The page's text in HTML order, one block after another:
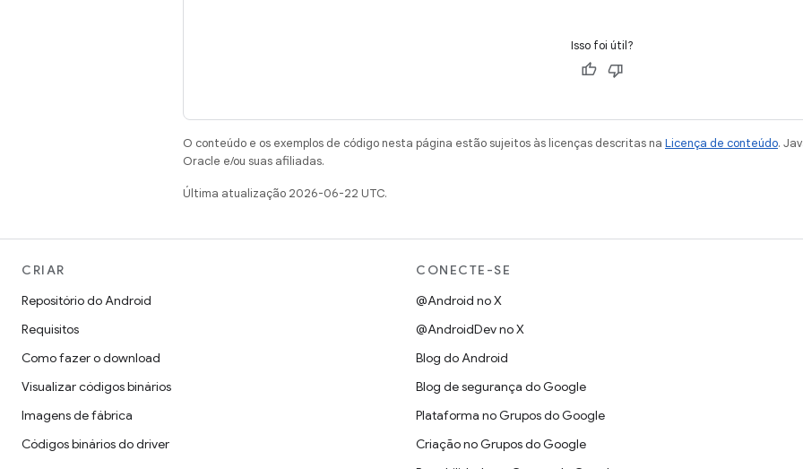
Isso foi útil?
O conteúdo e os exemplos de código nesta página estão sujeitos às licenças descritas na Licença de conteúdo.
Oracle e/ou suas afiliadas.
Última atualização 2026-06-22 UTC.
CRIAR
Repositório do Android
Requisitos
Como fazer o download
Visualizar códigos binários
Imagens de fábrica
Códigos binários do driver
CONECTE-SE
@Android no X
@AndroidDev no X
Blog do Android
Blog de segurança do Google
Plataforma no Grupos do Google
Criação no Grupos do Google